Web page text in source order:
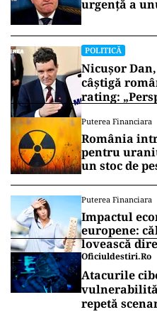
urgență a
POLITICĂ
Nicușor Dan,
câștigă
rating:
Puterea Financiara
România
pentru
un stoc de
Puterea Financiara
Impactul
europene:
lovească
Oficiuldestiri.ro
Atacurile
repetă